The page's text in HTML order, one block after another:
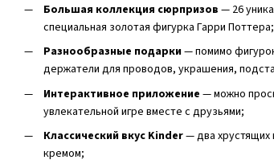
Большая коллекция сюрпризов — 26
специальная золотая фигурка Гарри Поттера;
Разнообразные подарки— помимо
держатели для проводов, украшения,
Интерактивное приложение — можно
увлекательной игре вместе с друзьями;
Классический вкус Kinder— два
кремом;